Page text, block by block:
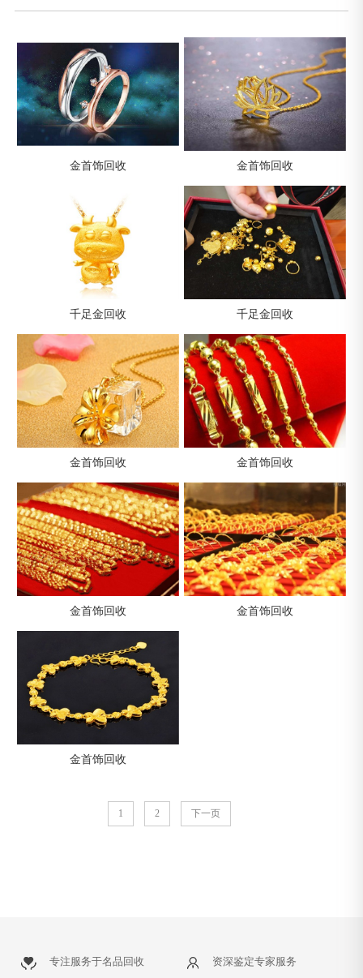
金首饰回收 金首饰回收
千足金回收 千足金回收
金首饰回收 金首饰回收
金首饰回收 金首饰回收
金首饰回收
1 2 下一页
专注服务于名品回收 资深鉴定专家服务